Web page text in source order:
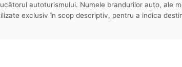
autoturismului. Numele brandurilor auto, ale
exclusiv în scop descriptiv, pentru a indica